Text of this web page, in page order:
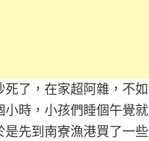
死了，在家超阿雜，不
小時，小孩們睡個午覺
是先到南寮漁港買了一